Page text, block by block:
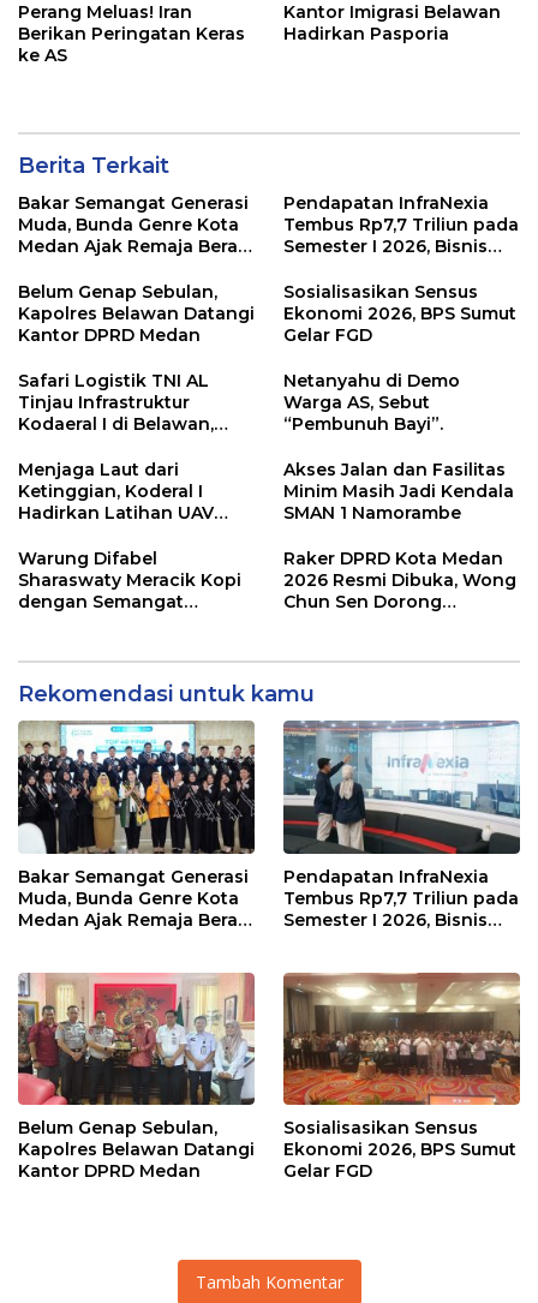
Perang Meluas! Iran
Berikan Peringatan Keras
ke AS
Kantor Imigrasi Belawan
Hadirkan Pasporia
Berita Terkait
Bakar Semangat Generasi
Muda, Bunda Genre Kota
Medan Ajak Remaja Berani
Pendapatan InfraNexia
Tembus Rp7,7 Triliun pada
Semester I 2026, Bisnis
Persen
Belum Genap Sebulan,
Kapolres Belawan Datangi
Kantor DPRD Medan
Sosialisasikan Sensus
Ekonomi 2026, BPS Sumut
Gelar FGD
Safari Logistik TNI AL
Tinjau Infrastruktur
Kodaeral I di Belawan,
Operasional
Netanyahu di Demo
Warga AS, Sebut
“Pembunuh Bayi”.
Menjaga Laut dari
Ketinggian, Koderal I
Hadirkan Latihan UAV
Akses Jalan dan Fasilitas
Minim Masih Jadi Kendala
SMAN 1 Namorambe
Warung Difabel
Sharaswaty Meracik Kopi
dengan Semangat
Raker DPRD Kota Medan
2026 Resmi Dibuka, Wong
Chun Sen Dorong
Rekomendasi untuk kamu
Bakar Semangat Generasi
Muda, Bunda Genre Kota
Medan Ajak Remaja Berani
Pendapatan InfraNexia
Tembus Rp7,7 Triliun pada
Semester I 2026, Bisnis
Belum Genap Sebulan,
Kapolres Belawan Datangi
Kantor DPRD Medan
Sosialisasikan Sensus
Ekonomi 2026, BPS Sumut
Gelar FGD
Tambah Komentar